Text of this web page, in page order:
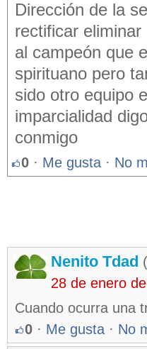
Dirección de la
rectificar
al campeón que
spirituano pero
sido otro equipo
imparcialidad
conmigo
0 · Me gusta · No
Nenito Tdad
28 de enero
Cuando ocurra una
0 · Me gusta · No